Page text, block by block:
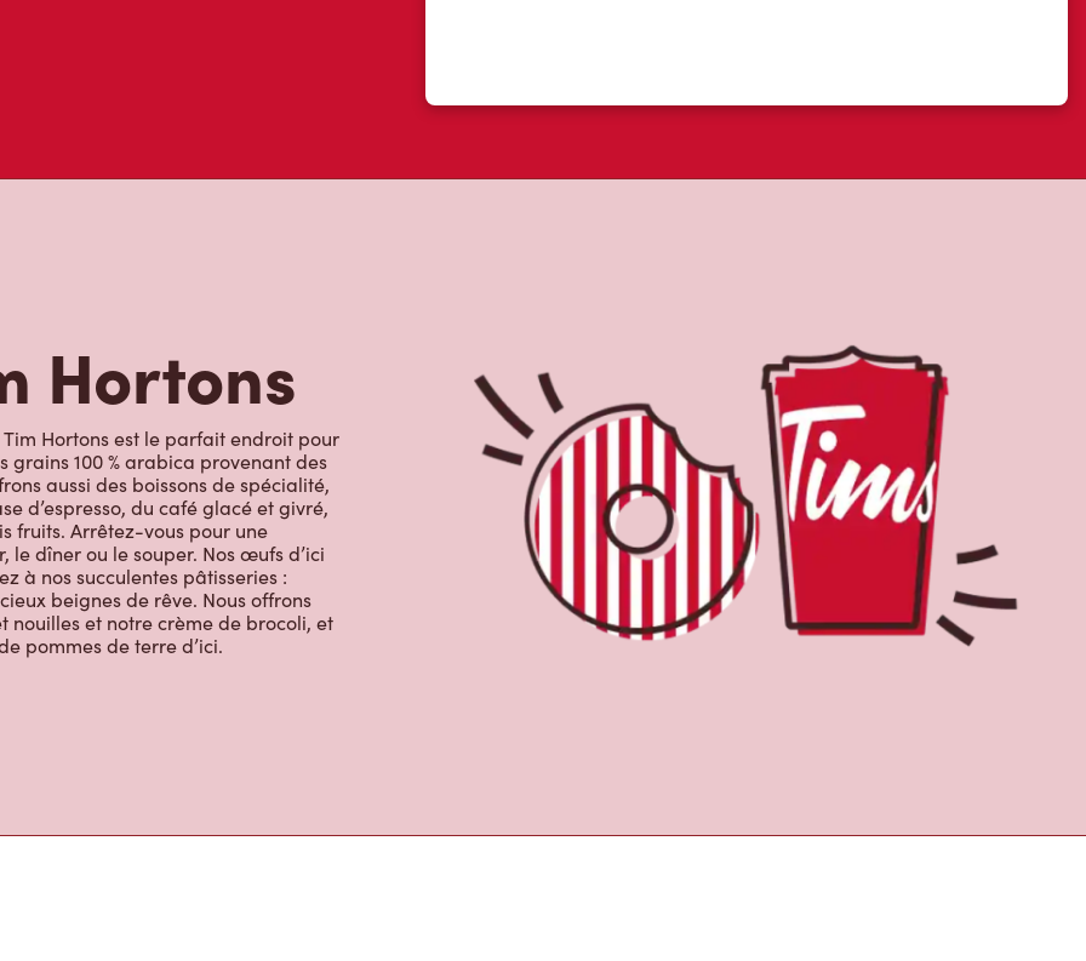
Hortons
Hortons est le parfait endroit pour
100 % arabica provenant des
aussi des boissons de spécialité,
d’espresso, du café glacé et givré,
fruits. Arrêtez-vous pour une
dîner ou le souper. Nos œufs d’ici
à nos succulentes pâtisseries :
beignes de rêve. Nous offrons
nouilles et notre crème de brocoli, et
pommes de terre d’ici.